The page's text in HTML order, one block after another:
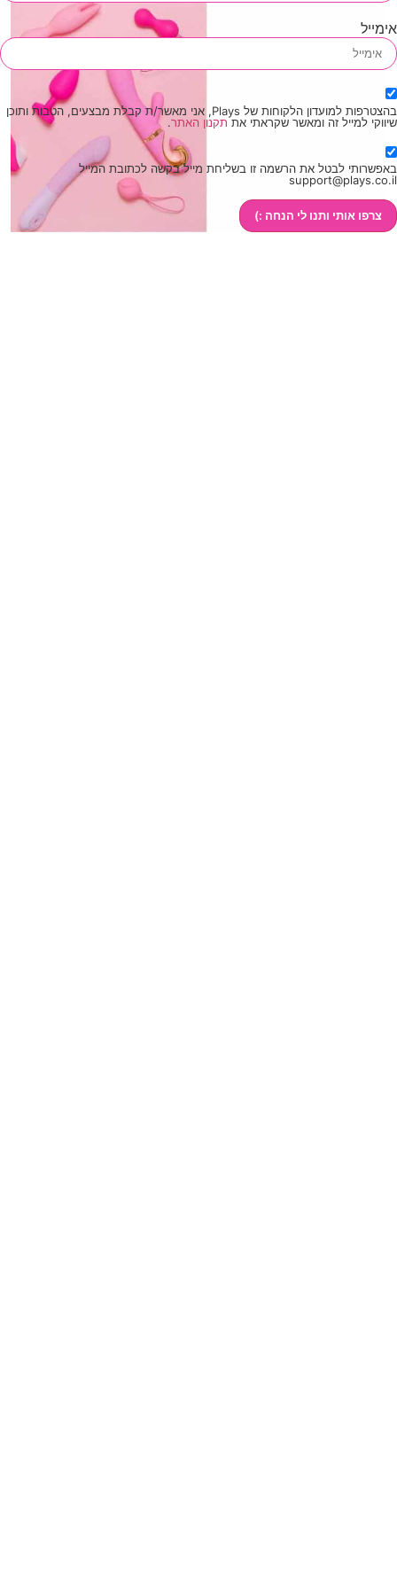
בהצטרפות למועדון הלקוחות של Plays, אני מאשר/ת קבלת מבצעים, הטבות ותוכן
ומאשר שקראתי אתתקנון האתר.
את הרשמה זו בשליחת מייל בקשה לכתובת המייל
לי הנחה :)